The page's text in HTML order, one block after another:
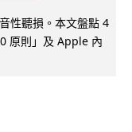
性聽損。本文盤點 4
原則」及 Apple 內